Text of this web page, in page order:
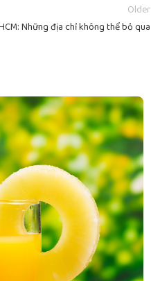
Older
Những địa chỉ không thể bỏ qua